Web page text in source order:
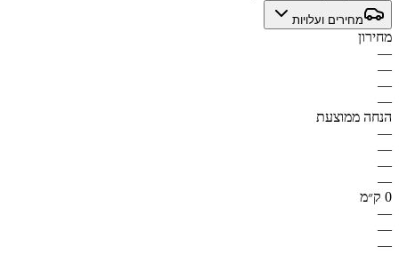
מחירים ועלויות
מחירון
—
—
—
—
הנחה ממוצעת
—
—
—
—
0 ק״מ
—
—
—